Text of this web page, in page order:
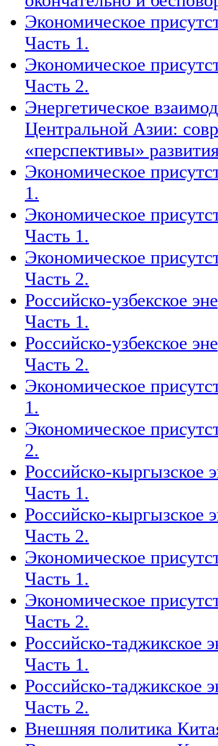
Экономическое
Часть 1.
Экономическое
Часть 2.
Энергетическое
Центральной Азии:
«перспективы»
Экономическое
1.
Экономическое
Часть 1.
Экономическое
Часть 2.
Российско-узбекское
Часть 1.
Российско-узбекское
Часть 2.
Экономическое
1.
Экономическое
2.
Российско-кыргызское
Часть 1.
Российско-кыргызское
Часть 2.
Экономическое
Часть 1.
Экономическое
Часть 2.
Российско-таджикское
Часть 1.
Российско-таджикское
Часть 2.
Внешняя политика